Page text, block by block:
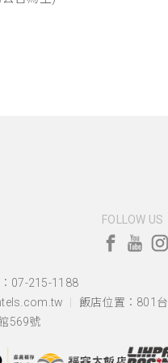
FOLLOW US
07-215-1188
飯店位置： 801
569號